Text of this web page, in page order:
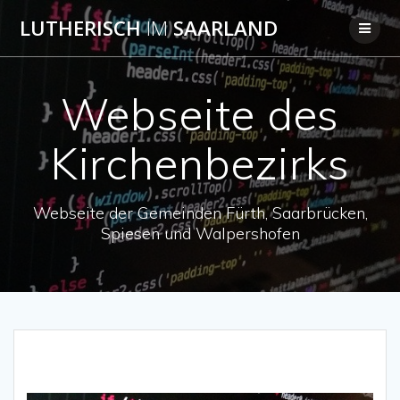
to
content
LUTHERISCHIMSAARLAND
Webseite des
Kirchenbezirks
Webseite der Gemeinden Fürth, Saarbrücken,
Spiesen und Walpershofen